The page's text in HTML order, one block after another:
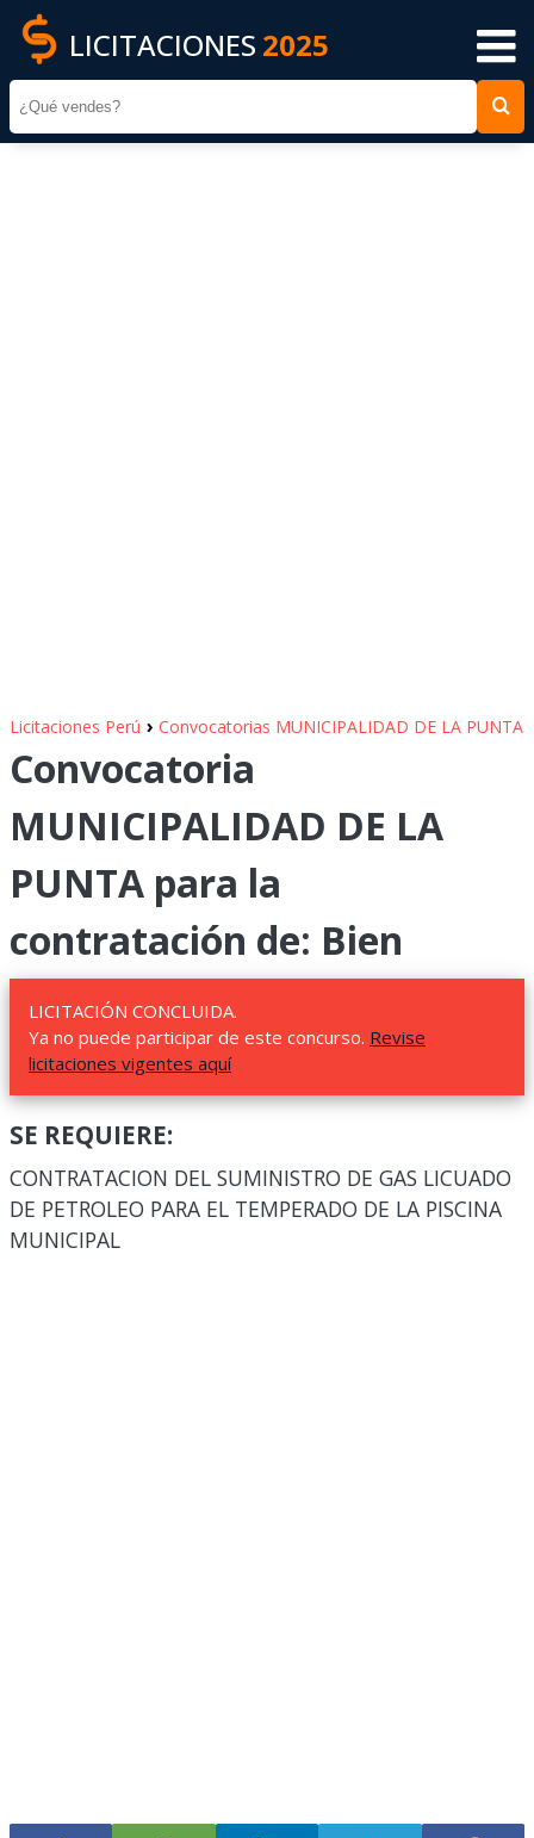
LICITACIONES 2025
Licitaciones Perú › Convocatorias MUNICIPALIDAD DE LA PUNTA
Convocatoria
MUNICIPALIDAD DE LA
PUNTA para la
contratación de: Bien
LICITACIÓN CONCLUIDA.
Ya no puede participar de este concurso. Revise
licitaciones vigentes aquí
SE REQUIERE:
CONTRATACION DEL SUMINISTRO DE GAS LICUADO
DE PETROLEO PARA EL TEMPERADO DE LA PISCINA
MUNICIPAL